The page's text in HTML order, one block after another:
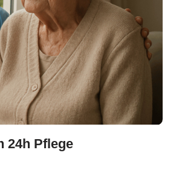
24h Pflege